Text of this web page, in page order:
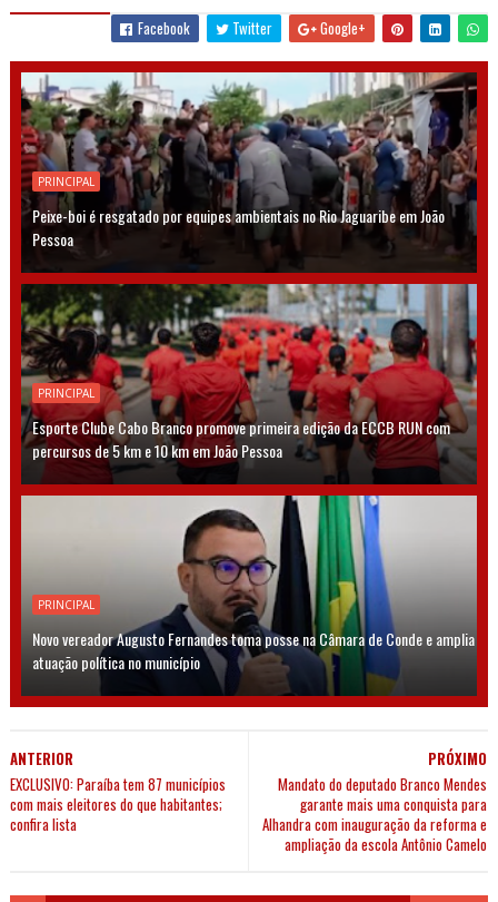
Facebook
Twitter Google+
PRINCIPAL
Peixe-boi é resgatado por equipes ambientais no Rio Jaguaribe em João
Pessoa
PRINCIPAL
Esporte Clube Cabo Branco promove primeira edição da ECCB RUN com
percursos de 5 km e 10 km em João Pessoa
PRINCIPAL
Novo vereador Augusto Fernandes toma posse na Câmara de Conde e amplia
atuação política no município
PRÓXIMO
Mandato do deputado Branco Mendes
garante mais uma conquista para
Alhandra com inauguração da reforma e
ampliação da escola Antônio Camelo
ANTERIOR
EXCLUSIVO: Paraíba tem 87 municípios
com mais eleitores do que habitantes;
confira lista